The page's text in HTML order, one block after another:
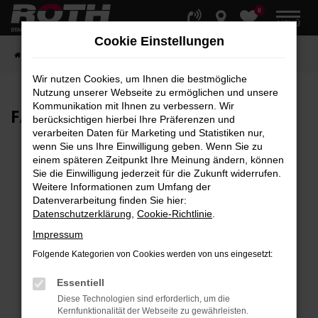
Zum
Hauptinhalt
0
MENÜ
FAHRZEUG-SHOWROOM
Fehler: Network Error
Beim Laden ist ein Fehler aufgetreten.
Hier sind ein paar Tipps, die dir helfen können:
Überprüfe deine Firewall und deine
Laden andere Webseiten, zum Beispiel deine
Suchmaschine?
Cookie Einstellungen
Wir nutzen Cookies, um Ihnen die bestmögliche
Nutzung unserer Webseite zu ermöglichen und unsere
Kommunikation mit Ihnen zu verbessern. Wir
berücksichtigen hierbei Ihre Präferenzen und
verarbeiten Daten für Marketing und Statistiken nur,
wenn Sie uns Ihre Einwilligung geben. Wenn Sie zu
einem späteren Zeitpunkt Ihre Meinung ändern, können
Sie die Einwilligung jederzeit für die Zukunft widerrufen.
Weitere Informationen zum Umfang der
Datenverarbeitung finden Sie hier:
Datenschutzerklärung Cookie-Richtlinie
Impressum
Folgende Kategorien von Cookies werden von uns eingesetzt:
Essentiell
Diese Technologien sind erforderlich, um die
Kernfunktionalität der Webseite zu gewährleisten.